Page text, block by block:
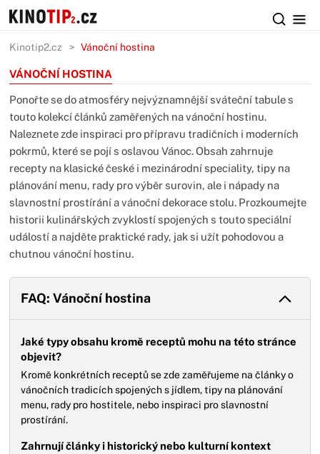
Kinotip2.cz Vánoční hostina
VÁNOČNÍ HOSTINA
Ponořte se do atmosféry nejvýznamnější sváteční tabule s
touto kolekcí článků zaměřených na vánoční hostinu.
Naleznete zde inspiraci pro přípravu tradičních i moderních
pokrmů, které se pojí s oslavou Vánoc. Obsah zahrnuje
recepty na klasické české i mezinárodní speciality, tipy na
plánování menu, rady pro výběr surovin, ale i nápady na
slavnostní prostírání a vánoční dekorace stolu. Prozkoumejte
historii kulinářských zvyklostí spojených s touto speciální
událostí a najděte praktické rady, jak si užít pohodovou a
chutnou vánoční hostinu.
FAQ: Vánoční hostina
Jaké typy obsahu kromě receptů mohu na této stránce
objevit?
Kromě konkrétních receptů se zde zaměřujeme na články o
vánočních tradicích spojených s jídlem, tipy na plánování
menu, rady pro hostitele, nebo inspiraci pro slavnostní
prostírání.
Zahrnují články i historický nebo kulturní kontext